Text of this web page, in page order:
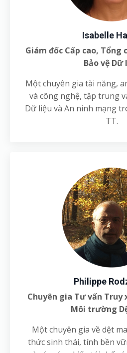
Isabelle
Giám đốc Cấp cao, Tổng
Bảo vệ Dữ
Một chuyên gia tài năng,
và công nghệ, tập trung
Dữ liệu và An ninh mạng
TT.
Philippe
Chuyên gia Tư vấn Truy
Môi trường
Một chuyên gia về dệt
thức sinh thái, tính bền